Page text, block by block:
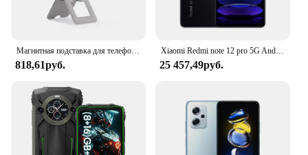
818,61руб.
Xiaomi Redmi note 12 pro 5G Android 6,67 дюйма ОЗУ 8 ГБ ПЗУ 256 ГБ Qualcomm Snapdragon 778G используемый телефон
25 457,49руб.